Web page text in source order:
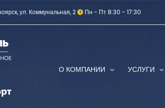
ул. Коммунальная, 2 Пн - Пт 8:30 - 17:30
О КОМПАНИИ УСЛУГИ